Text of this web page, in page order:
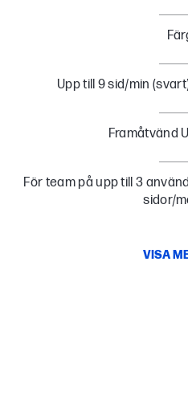
Upp till 9 sid/min
Framåtvänd
För team på upp till 3
sidor/
VISA